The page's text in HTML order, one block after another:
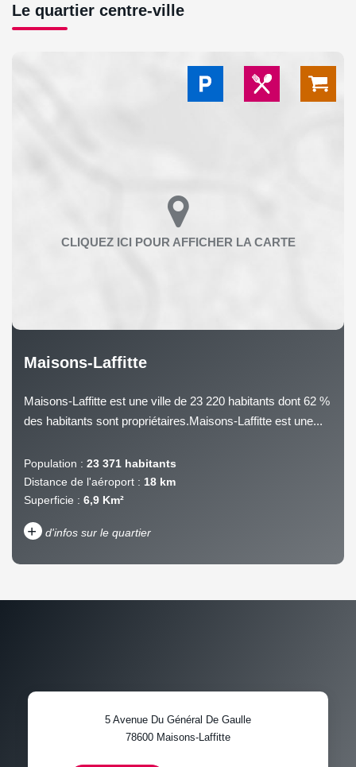
Le quartier centre-ville
Maisons-Laffitte
Maisons-Laffitte est une ville de 23 220 habitants dont 62 %
des habitants sont propriétaires.Maisons-Laffitte est une...
Population : 23 371 habitants
Distance de l'aéroport : 18 km
Superficie : 6,9 Km²
+ d'infos sur le quartier
PART DES MÉNAGES SANS
VOITURE
5 Avenue Du Général De Gaulle
78600 Maisons-Laffitte